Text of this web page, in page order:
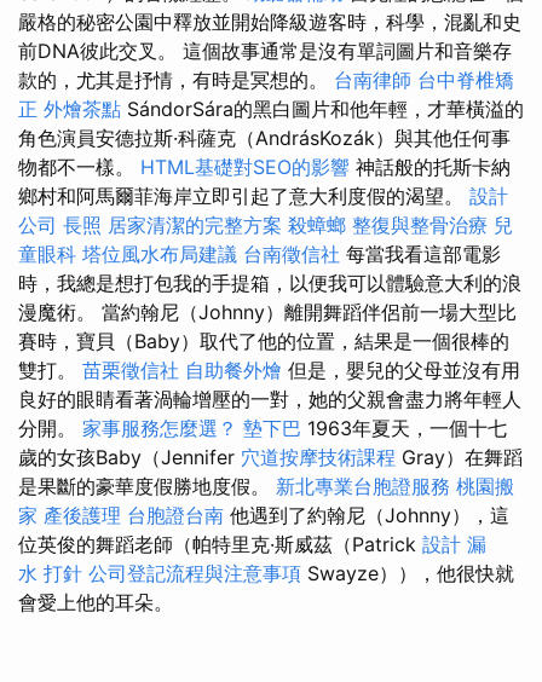
嚴格的秘密公園中釋放並開始降級遊客時，科學，混亂和史
前DNA彼此交叉。 這個故事通常是沒有單詞圖片和音樂存
款的，尤其是抒情，有時是冥想的。 台南律師 台中脊椎矯
正 外燴茶點 SándorSára的黑白圖片和他年輕，才華橫溢的
角色演員安德拉斯·科薩克（AndrásKozák）與其他任何事
物都不一樣。 HTML基礎對SEO的影響 神話般的托斯卡納
鄉村和阿馬爾菲海岸立即引起了意大利度假的渴望。 設計
公司 長照 居家清潔的完整方案 殺蟑螂 整復與整骨治療 兒
童眼科 塔位風水布局建議 台南徵信社 每當我看這部電影
時，我總是想打包我的手提箱，以便我可以體驗意大利的浪
漫魔術。 當約翰尼（Johnny）離開舞蹈伴侶前一場大型比
賽時，寶貝（Baby）取代了他的位置，結果是一個很棒的
雙打。 苗栗徵信社 自助餐外燴 但是，嬰兒的父母並沒有用
良好的眼睛看著渦輪增壓的一對，她的父親會盡力將年輕人
分開。 家事服務怎麼選？ 墊下巴 1963年夏天，一個十七
歲的女孩Baby（Jennifer 穴道按摩技術課程 Gray）在舞蹈
是果斷的豪華度假勝地度假。 新北專業台胞證服務 桃園搬
家 產後護理 台胞證台南 他遇到了約翰尼（Johnny），這
位英俊的舞蹈老師（帕特里克·斯威茲（Patrick 設計 漏
水 打針 公司登記流程與注意事項 Swayze）），他很快就
會愛上他的耳朵。